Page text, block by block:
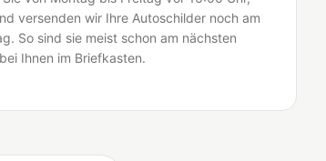
versenden wir Ihre Autoschilder noch am
So sind sie meist schon am nächsten
Ihnen im Briefkasten.